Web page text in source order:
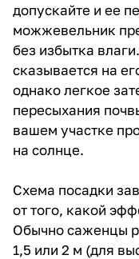
допускайте и ее
можжевельник
без избытка
сказывается на
однако легкое
пересыхания
вашем участке
на солнце.
Схема посадки
от того, какой
Обычно саженцы
1,5 или 2 м (для